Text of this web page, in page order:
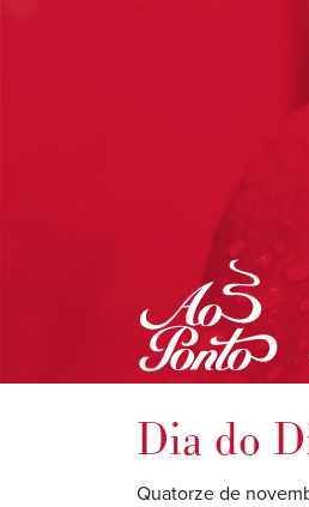
Dia do
Quatorze de